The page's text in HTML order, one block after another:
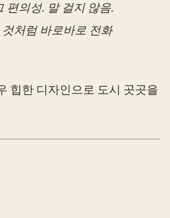
편의성. 말 걸지 않음.
처럼 바로바로 전화
힙한 디자인으로 도시 곳곳을